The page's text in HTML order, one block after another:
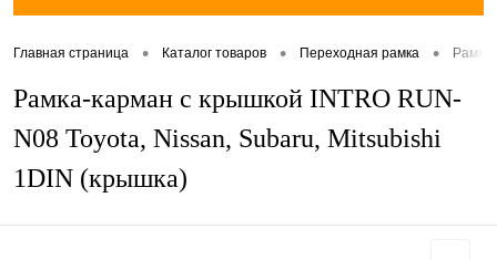
Главная страница • Каталог товаров • Переходная рамка • Рамка
Рамка-карман с крышкой INTRO RUN-
N08 Toyota, Nissan, Subaru, Mitsubishi
1DIN (крышка)